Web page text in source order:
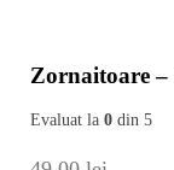
Zornaitoare –
Evaluat la0 din 5